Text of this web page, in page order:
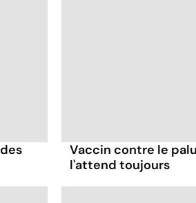
Vaccin contre le
l'attend toujours